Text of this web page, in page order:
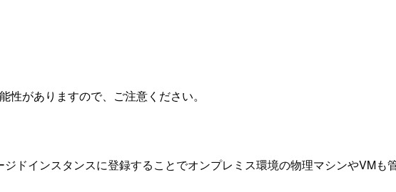
がありますので、ご注意ください。
ドインスタンスに登録することでオンプレミス環境の物理マシンやVMも